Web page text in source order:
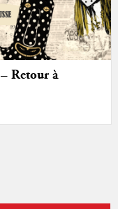
Retour à